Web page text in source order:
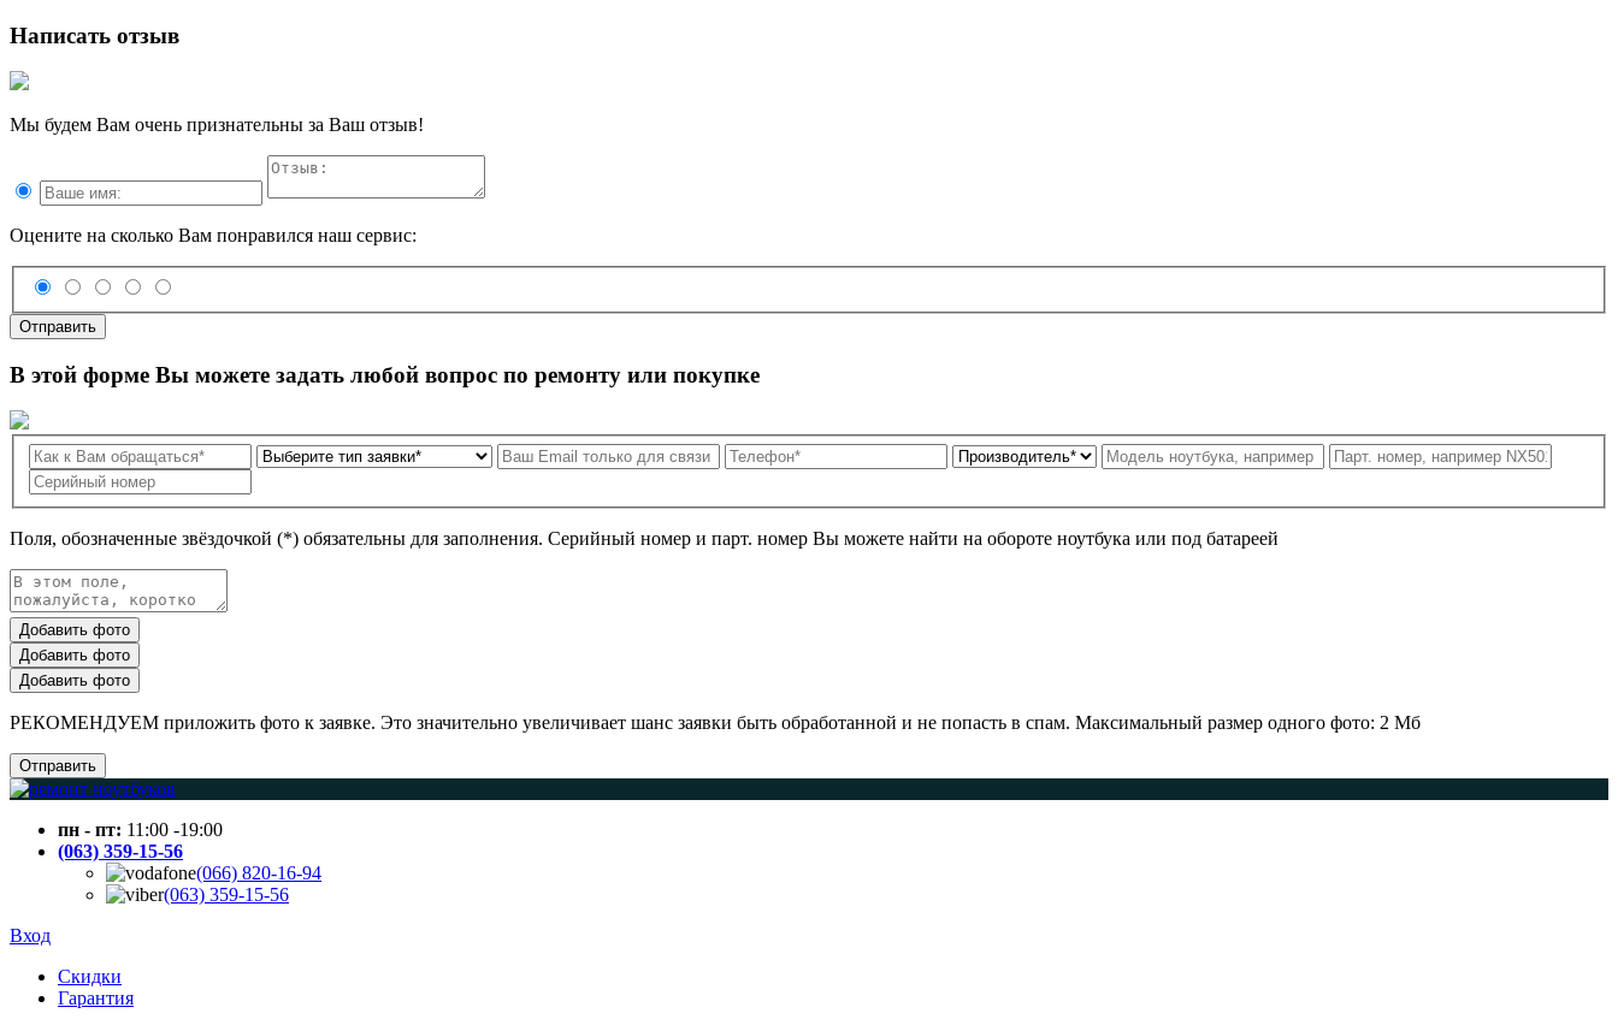
Написать отзыв
Мы будем Вам очень признательны за Ваш отзыв!
Оцените на сколько Вам понравился наш сервис:
Отправить
В этой форме Вы можете задать любой вопрос по ремонту или покупке
Поля, обозначенные звёздочкой (*) обязательны для заполнения. Серийный номер и парт. номер Вы можете найти на обороте ноутбука или под батареей
Добавить фото
Добавить фото
Добавить фото
РЕКОМЕНДУЕМ приложить фото к заявке. Это значительно увеличивает шанс заявки быть обработанной и не попасть в спам. Максимальный размер одного фото: 2 Мб
Отправить
пн - пт: 11:00 -19:00
(063) 359-15-56
(066) 820-16-94
(063) 359-15-56
Вход
Скидки
Гарантия